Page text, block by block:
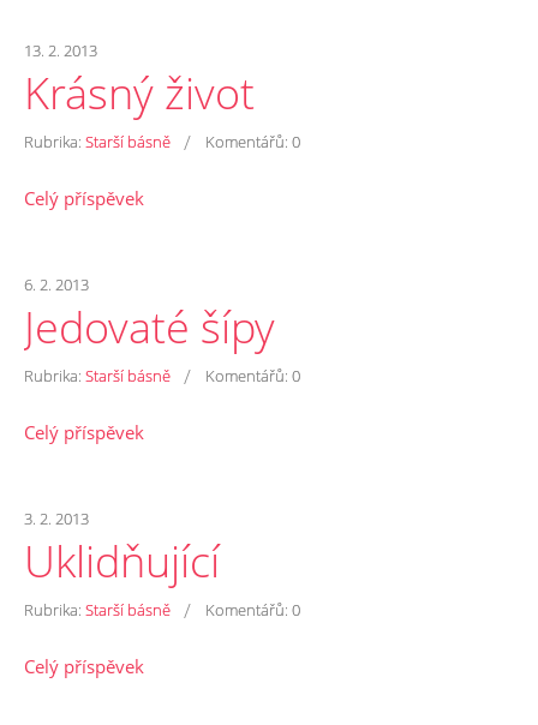
13. 2. 2013
Krásný život
Rubrika: Starší básně / Komentářů: 0
Celý příspěvek
6. 2. 2013
Jedovaté šípy
Rubrika: Starší básně / Komentářů: 0
Celý příspěvek
3. 2. 2013
Uklidňující
Rubrika: Starší básně / Komentářů: 0
Celý příspěvek